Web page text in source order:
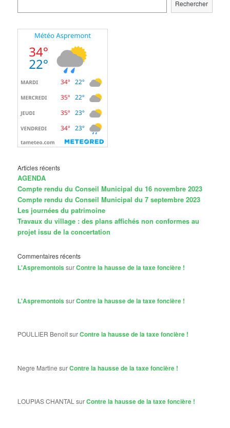
Rechercher
Articles récents
AGENDA
Compte rendu du Conseil Municipal du 16 novembre 2023
Compte rendu du Conseil Municipal du 7 septembre 2023
Les journées du patrimoine
Travaux du village : des plans affichés non conformes au
projet issu de la concertation
Commentaires récents
L'Aspremontois surContre la hausse de la taxe foncière !
L'Aspremontois surContre la hausse de la taxe foncière !
POULLIER BenoitsurContre la hausse de la taxe foncière !
Negre Martine surContre la hausse de la taxe foncière !
LOUPIAS CHANTAL surContre la hausse de la taxe foncière !